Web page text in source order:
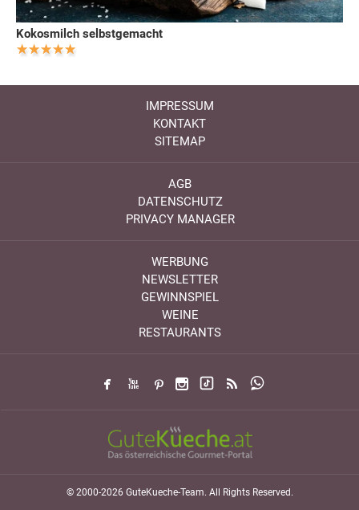
Kokosmilch selbstgemacht
IMPRESSUM
KONTAKT
SITEMAP
AGB
DATENSCHUTZ
PRIVACY MANAGER
WERBUNG
NEWSLETTER
GEWINNSPIEL
WEINE
RESTAURANTS
© 2000-2026 GuteKueche-Team. All Rights Reserved.